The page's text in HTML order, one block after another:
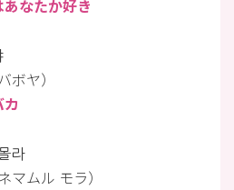
なたか好き
ボヤ）
라
マムル モラ）